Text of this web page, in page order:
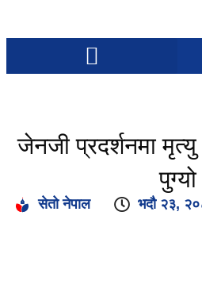
जेनजी प्रदर्शनमा
पुग्यो
सेतो नेपाल भदौ २३,